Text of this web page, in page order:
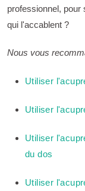
professionnel,
qui l'accablent ?
Nous vous
Utiliser
Utiliser
Utiliser
du dos
Utiliser